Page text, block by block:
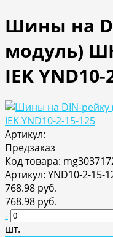
Шины на
модуль)
IEK YND10-
Артикул:
Предзаказ
Код товара:
Артикул: YND10-2-15-
768.98 руб.
768.98 руб.
-
шт.